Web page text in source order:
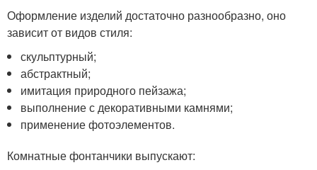
Оформление изделий достаточно разнообразно, оно
зависит от видов стиля:
скульптурный;
абстрактный;
имитация природного пейзажа;
выполнение с декоративными камнями;
применение фотоэлементов.
Комнатные фонтанчики выпускают: